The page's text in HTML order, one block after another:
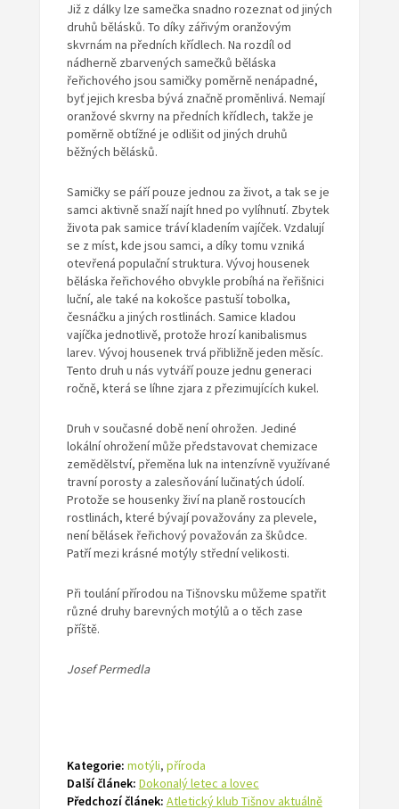
Již z dálky lze samečka snadno rozeznat od jiných
druhů bělásků. To díky zářivým oranžovým
skvrnám na předních křídlech. Na rozdíl od
nádherně zbarvených samečků běláska
řeřichového jsou samičky poměrně nenápadné,
byť jejich kresba bývá značně proměnlivá. Nemají
oranžové skvrny na předních křídlech, takže je
poměrně obtížné je odlišit od jiných druhů
běžných bělásků.
Samičky se páří pouze jednou za život, a tak se je
samci aktivně snaží najít hned po vylíhnutí. Zbytek
života pak samice tráví kladením vajíček. Vzdalují
se z míst, kde jsou samci, a díky tomu vzniká
otevřená populační struktura. Vývoj housenek
běláska řeřichového obvykle probíhá na řeřišnici
luční, ale také na kokošce pastuší tobolka,
česnáčku a jiných rostlinách. Samice kladou
vajíčka jednotlivě, protože hrozí kanibalismus
larev. Vývoj housenek trvá přibližně jeden měsíc.
Tento druh u nás vytváří pouze jednu generaci
ročně, která se líhne zjara z přezimujících kukel.
Druh v současné době není ohrožen. Jediné
lokální ohrožení může představovat chemizace
zemědělství, přeměna luk na intenzívně využívané
travní porosty a zalesňování lučinatých údolí.
Protože se housenky živí na planě rostoucích
rostlinách, které bývají považovány za plevele,
není bělásek řeřichový považován za škůdce.
Patří mezi krásné motýly střední velikosti.
Při toulání přírodou na Tišnovsku můžeme spatřit
různé druhy barevných motýlů a o těch zase
příště.
Josef Permedla
Kategorie: motýli, příroda
Další článek: Dokonalý letec a lovec
Předchozí článek: Atletický klub Tišnov aktuálně